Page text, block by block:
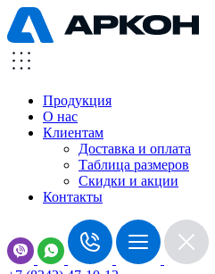
Продукция
О нас
Клиентам
Доставка и оплата
Таблица размеров
Скидки и акции
Контакты